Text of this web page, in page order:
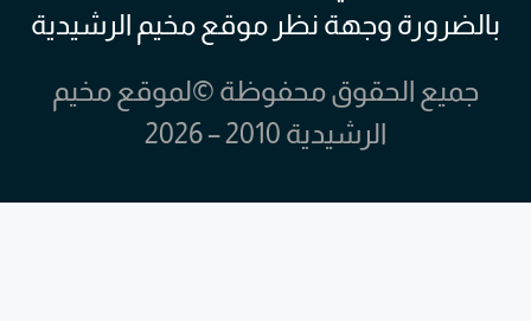
بالضرورة وجهة نظر موقع مخيم الرشيدية
جميع الحقوق محفوظة ©لموقع مخيم
الرشيدية 2010 – 2026